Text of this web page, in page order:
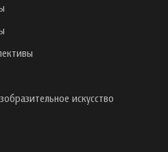
искусство